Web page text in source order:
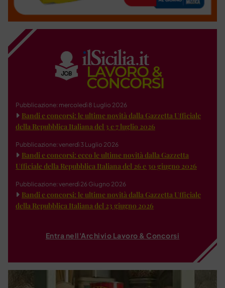
Pubblicazione: mercoledì 8 Luglio 2026
Bandi e concorsi: le ultime novità dalla Gazzetta Ufficiale
della Repubblica Italiana del 3 e 7 luglio 2026
Pubblicazione: venerdì 3 Luglio 2026
Bandi e concorsi: ecco le ultime novità dalla Gazzetta
Ufficiale della Repubblica Italiana del 26 e 30 giugno 2026
Pubblicazione: venerdì 26 Giugno 2026
Bandi e concorsi: le ultime novità dalla Gazzetta Ufficiale
della Repubblica Italiana del 23 giugno 2026
Entra nell'Archivio Lavoro & Concorsi